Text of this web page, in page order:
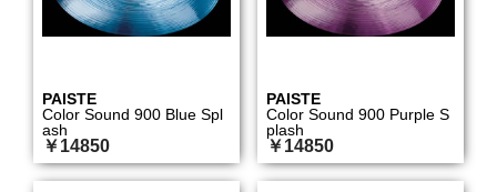
PAISTE
Color Sound 900 Blue Spl
ash
￥14850
PAISTE
Color Sound 900 Purple S
plash
￥14850